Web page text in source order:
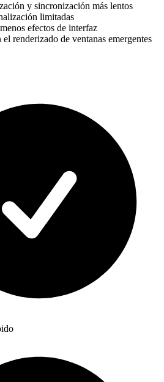
y sincronización más lentos
limitadas
efectos de interfaz
renderizado de ventanas emergentes